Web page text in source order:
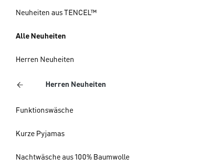
Neuheiten aus TENCEL™
Alle Neuheiten
Herren Neuheiten
Herren Neuheiten
Funktionswäsche
Kurze Pyjamas
Nachtwäsche aus 100% Baumwolle